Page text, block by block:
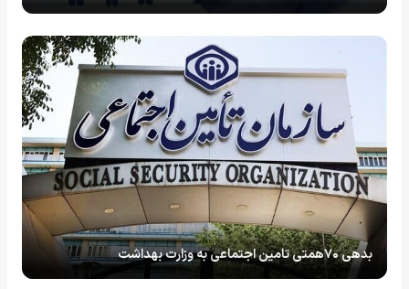
بدهی ۷۰همتی تامین اجتماعی به وزارت بهداشت